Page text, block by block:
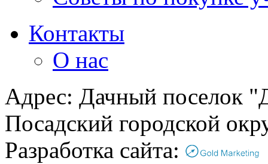
Контакты
О нас
Адрес: Дачный поселок
Посадский городской
Разработка сайта: